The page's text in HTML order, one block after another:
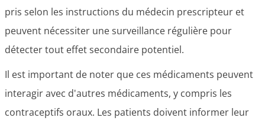
pris selon les instructions du médecin prescripteur et
peuvent nécessiter une surveillance régulière pour
détecter tout effet secondaire potentiel.
Il est important de noter que ces médicaments peuvent
interagir avec d'autres médicaments, y compris les
contraceptifs oraux. Les patients doivent informer leur